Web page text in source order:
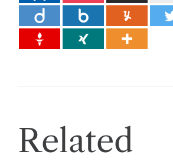
Related